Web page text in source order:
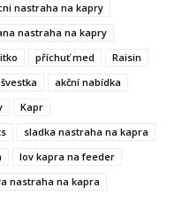
nastraha na kapry
nastraha na kapry
příchuť med
Raisin
švestka
akční nabídka
Kapr
sladka nastraha na kapra
lov kapra na feeder
nastraha na kapra